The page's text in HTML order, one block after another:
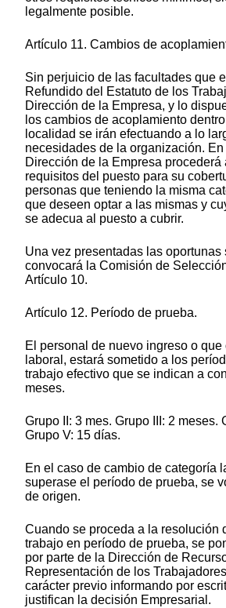
legalmente posible.
Artículo 11. Cambios de
Sin perjuicio de las facultades que
Refundido del Estatuto de los
Dirección de la Empresa, y lo
los cambios de acoplamiento
localidad se irán efectuando a lo
necesidades de la organización.
Dirección de la Empresa procederá
requisitos del puesto para su
personas que teniendo la misma
que deseen optar a las mismas y
se adecua al puesto a cubrir.
Una vez presentadas las oportunas
convocará la Comisión de
Artículo 10.
Artículo 12. Período de prueba.
El personal de nuevo ingreso o
laboral, estará sometido a los
trabajo efectivo que se indican a
meses.
Grupo II: 3 mes. Grupo III: 2 meses.
Grupo V: 15 días.
En el caso de cambio de categoría
superase el período de prueba, se
de origen.
Cuando se proceda a la resolución
trabajo en período de prueba, se
por parte de la Dirección de
Representación de los
carácter previo informando por
justifican la decisión Empresarial.